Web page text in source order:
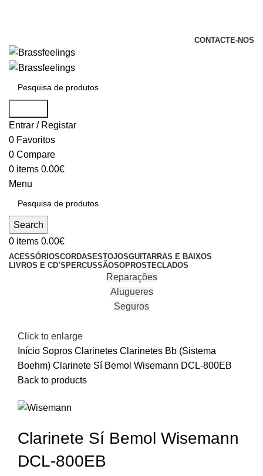
CONTACTE-NOS
Entrar / Registar
0 Favoritos
0 Compare
0 items 0.00€
Menu
Search
0 items 0.00€
ACESSÓRIOSCORDAS ESTOJOSGUITARRAS E BAIXOS
LIVROS E CD’S PERCUSSÃOSOPROSTECLADOS
Reparações
Alugueres
Seguros
Click to enlarge
Início Sopros Clarinetes Clarinetes Bb (Sistema
Boehm) Clarinete Sí Bemol Wisemann DCL-800EB
Back to products
Clarinete Sí Bemol Wisemann
DCL-800EB